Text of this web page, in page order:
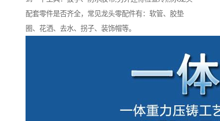
配套零件是否齐全，常见龙头零配件有：软管、胶垫
圈、花洒、去水、拐子、装饰帽等。